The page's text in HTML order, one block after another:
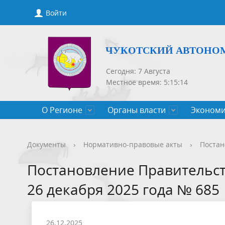
Войти
ЧУКОТСКИЙ
Сегодня: 7 Августа
Местное время: 5:15:14
О Регионе
Общие сведения
Органы власти
Губернатор
Государственные программы
Защита населения от ЧС
Нормативно-правовые акты Проекты
Оценка
Новости Новости
СМИ, учрежденные Правительством
Конкурсы, сведения о вакантных
Порядок
Порядок рассмотрения обращений
Порядок
Документы › Нормативно-правовые акты ›
Постановление
26 декабря 2025 года № 685
26.12.2025